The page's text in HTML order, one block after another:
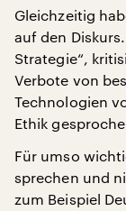
Gleichzeitig
auf den
Strategie“,
Verbote von
Technologien
Ethik
Für umso
sprechen und
zum Beispiel